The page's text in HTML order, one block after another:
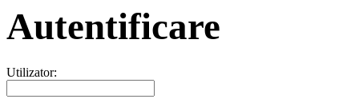
Autentificare
Utilizator: